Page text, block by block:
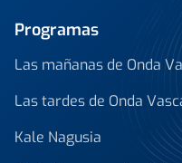
Programas
Las mañanas de Onda
Las tardes de Onda
Kale Nagusia